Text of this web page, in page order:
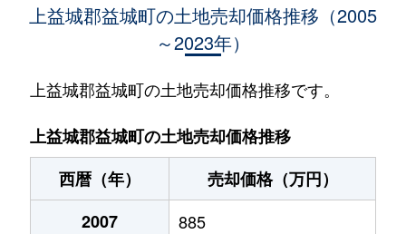
3,200万円
大字寺迫
200万円 健軍町
大字寺迫
540万円 新水前寺
大字砥川
新水前寺
大字砥川
790万円
上益城郡益城町の土地売却価格推移（2005
～2023年）
上益城郡益城町の土地売却価格推移です。
上益城郡益城町の土地売却価格推移
西暦（年）
売却価格（万円）
2007
885